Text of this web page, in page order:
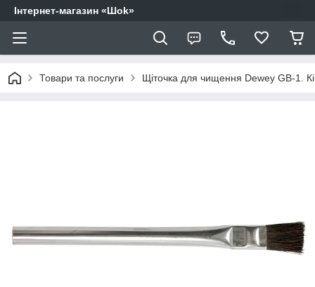
Інтернет-магазин «Шоk»
Товари та послуги Щіточка для чищення Dewey GB-1.